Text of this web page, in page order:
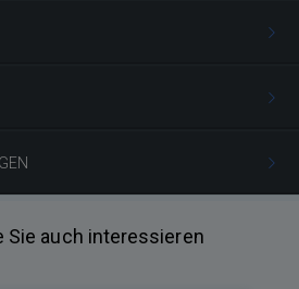
Sie auch interessieren